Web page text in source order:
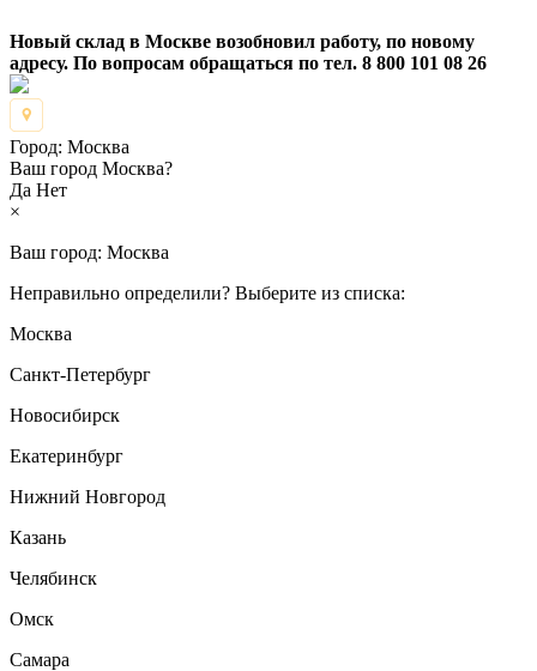
Новый склад в Москве возобновил работу, по новому
адресу. По вопросам обращаться по тел. 8 800 101 08 26
Город: Москва
Ваш город Москва?
Да Нет
×
Ваш город: Москва
Неправильно определили? Выберите из списка:
Москва
Санкт-Петербург
Новосибирск
Екатеринбург
Нижний Новгород
Казань
Челябинск
Омск
Самара